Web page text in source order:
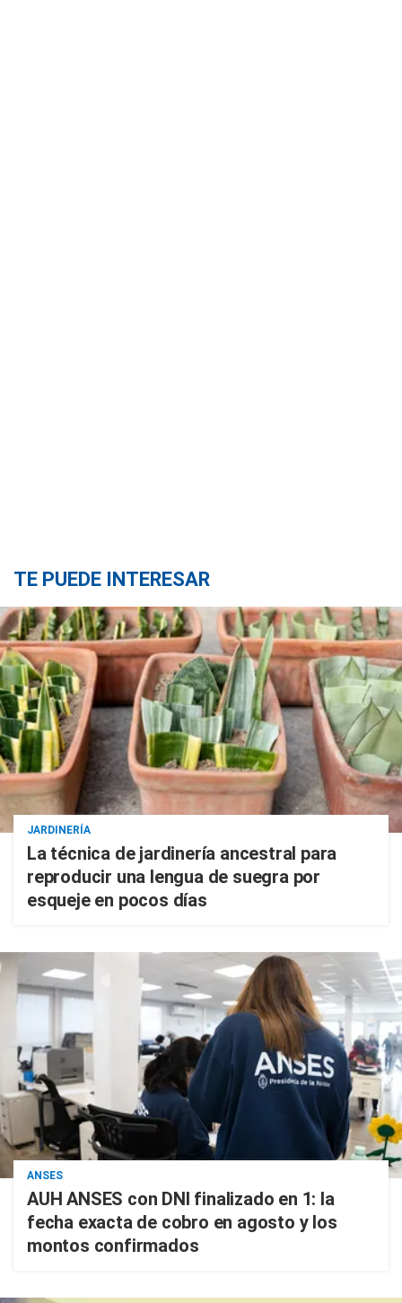
TE PUEDE INTERESAR
JARDINERÍA
La técnica de jardinería ancestral para
reproducir una lengua de suegra por
esqueje en pocos días
ANSES
AUH ANSES con DNI finalizado en 1: la
fecha exacta de cobro en agosto y los
montos confirmados